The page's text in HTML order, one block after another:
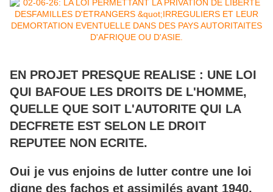
EN PROJET PRESQUE REALISE : UNE LOI
QUI BAFOUE LES DROITS DE L'HOMME,
QUELLE QUE SOIT L'AUTORITE QUI LA
DECFRETE EST SELON LE DROIT
REPUTEE NON ECRITE.
Oui je vus enjoins de lutter contre une loi
digne des fachos et assimilés avant 1940,